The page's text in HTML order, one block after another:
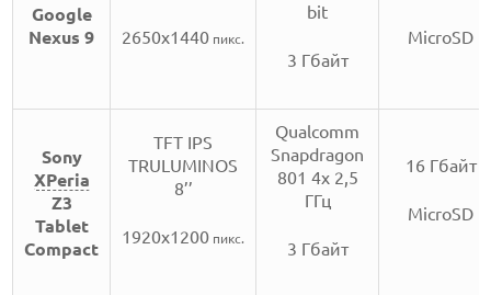
Google
Nexus 9
2650x1440 пикс.
bit
3 Гбайт
MicroSD
Sony
XPeria
Z3
Tablet
Compact
TFT IPS
TRULUMINOS
8’’
1920х1200 пикс.
Qualcomm
Snapdragon
801 4x 2,5
ГГц
3 Гбайт
16 Гбайт
MicroSD